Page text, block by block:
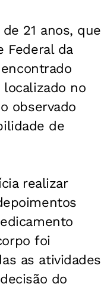
21 anos, que
Federal da
no
observado
de
realizar
foi
as atividades
do